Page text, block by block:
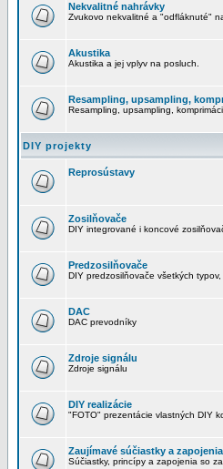
Nekvalitné nahrávky
Zvukovo nekvalitné a "odfláknuté"
Akustika
Akustika a jej vplyv na posluch.
Resampling, upsampling,
Resampling, upsampling,
DIY projekty
Reprosústavy
Zosilňovače
DIY integrované i koncové
Predzosilňovače
DIY predzosilňovače všetkých
DAC
DAC prevodníky
Zdroje signálu
Zdroje signálu
DIY realizácie
"FOTO" prezentácie vlastných DIY
Zaujímavé súčiastky a zapojenia
Súčiastky, princípy a zapojenia so